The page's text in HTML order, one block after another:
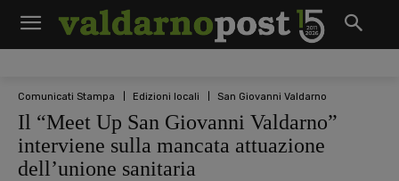
Comunicati Stampa Edizioni locali San Giovanni Valdarno
Il “Meet Up San Giovanni Valdarno”
interviene sulla mancata attuazione
dell’unione sanitaria